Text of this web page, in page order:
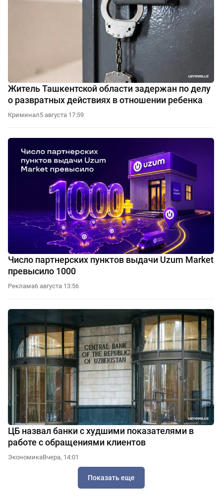
Житель Ташкентской области задержан по делу
о развратных действиях в отношении ребенка
Криминал5 августа 17:59
Число партнерских пунктов выдачи Uzum Market
превысило 1000
Реклама6 августа 13:56
ЦБ назвал банки с худшими показателями в
работе с обращениями клиентов
ЭкономикаВчера, 14:01
Показать еще